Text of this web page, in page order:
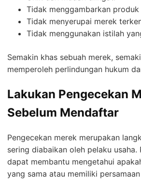
Tidak menggambarkan produk
Tidak menyerupai merek
Tidak menggunakan istilah
Semakin khas sebuah merek,
memperoleh perlindungan hukum
Lakukan Pengecekan
Sebelum Mendaftar
Pengecekan merek merupakan
sering diabaikan oleh pelaku usaha.
dapat membantu mengetahui
yang sama atau memiliki